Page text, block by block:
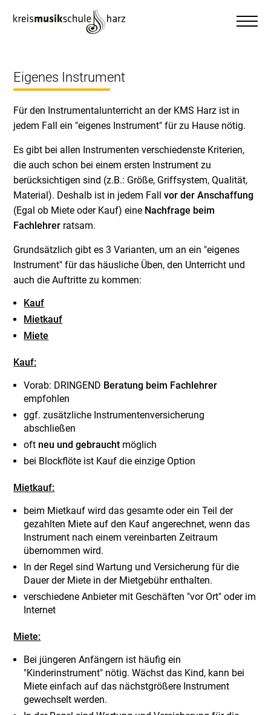
Eigenes Instrument
Für den Instrumentalunterricht an der KMS Harz ist in
jedem Fall ein "eigenes Instrument" für zu Hause nötig.
Es gibt bei allen Instrumenten verschiedenste Kriterien,
die auch schon bei einem ersten Instrument zu
berücksichtigen sind (z.B.: Größe, Griffsystem, Qualität,
Material). Deshalb ist in jedem Fallvor der Anschaffung
(Egal ob Miete oder Kauf) eine Nachfrage beim
Fachlehrer ratsam.
Grundsätzlich gibt es 3 Varianten, um an ein "eigenes
Instrument" für das häusliche Üben, den Unterricht und
auch die Auftritte zu kommen:
Kauf
Mietkauf
Miete
Kauf:
Vorab: DRINGEND Beratung beim Fachlehrer
empfohlen
ggf. zusätzliche Instrumentenversicherung
abschließen
oft neu und gebraucht möglich
bei Blockflöte ist Kauf die einzige Option
Mietkauf:
beim Mietkauf wird das gesamte oder ein Teil der
gezahlten Miete auf den Kauf angerechnet, wenn das
Instrument nach einem vereinbarten Zeitraum
übernommen wird.
In der Regel sind Wartung und Versicherung für die
Dauer der Miete in der Mietgebühr enthalten.
verschiedene Anbieter mit Geschäften "vor Ort" oder im
Internet
Miete:
Bei jüngeren Anfängern ist häufig ein
"Kinderinstrument" nötig. Wächst das Kind, kann bei
Miete einfach auf das nächstgrößere Instrument
gewechselt werden.